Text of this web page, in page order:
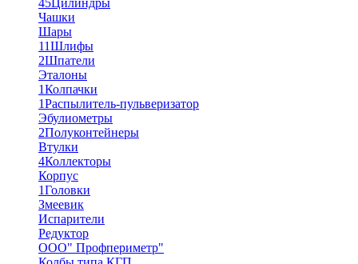
45Цилиндры
Чашки
Шары
11Шлифы
2Шпатели
Эталоны
1Колпачки
1Распылитель-пульверизатор
Эбулиометры
2Полуконтейнеры
Втулки
4Коллекторы
Корпус
1Головки
Змеевик
Испарители
Редуктор
ООО" Профпериметр"